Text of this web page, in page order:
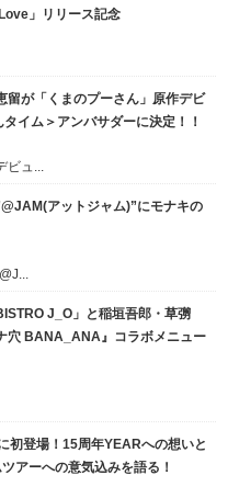
」リリース記念
留が「くまのプーさん」原作デビ
イム＞アンバサダーに決定！！
ビュ...
アットジャム)”にモナキの
J_O」と稲垣吾郎・草彅
穴 BANA_ANA』コラボメニュー
初登場！15周年YEARへの想いと
アーへの意気込みを語る！